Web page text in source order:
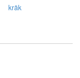
kräk